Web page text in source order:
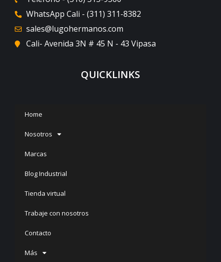
WhatsApp Cali - (311) 311-8382
sales@lugohermanos.com
Cali- Avenida 3N # 45 N - 43 Vipasa
QUICKLINKS
Home
Nosotros
Marcas
Blog Industrial
Tienda virtual
Trabaje con nosotros
Contacto
Más